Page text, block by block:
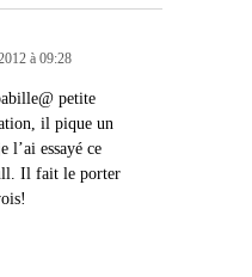
à 09:28
petite
il pique un
l’ai essayé ce
Il fait le porter